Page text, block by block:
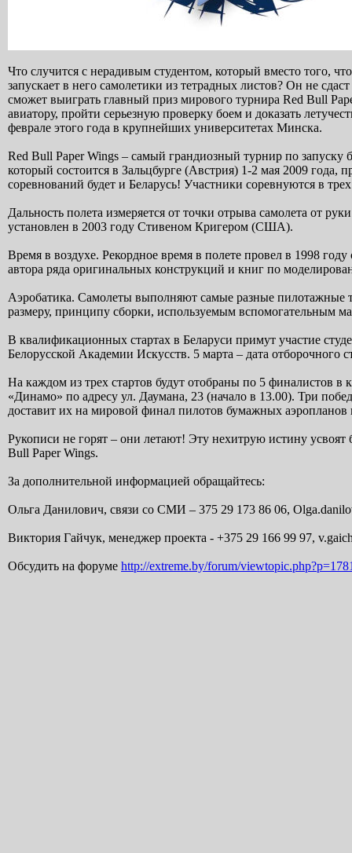
Что случится с нерадивым студентом, который вместо того,
запускает в него самолетики из тетрадных листов? Он не
сможет выиграть главный приз мирового турнира Red Bull
авиатору, пройти серьезную проверку боем и доказать
феврале этого года в крупнейших университетах Минска.
Red Bull Paper Wings – самый грандиозный турнир по
который состоится в Зальцбурге (Австрия) 1-2 мая 2009 года,
соревнований будет и Беларусь! Участники соревнуются в
Дальность полета измеряется от точки отрыва самолета от
установлен в 2003 году Стивеном Кригером (США).
Время в воздухе. Рекордное время в полете провел в 1998
автора ряда оригинальных конструкций и книг по
Аэробатика. Самолеты выполняют самые разные
размеру, принципу сборки, используемым вспомогательным
В квалификационных стартах в Беларуси примут участие
Белорусской Академии Искусств. 5 марта – дата
На каждом из трех стартов будут отобраны по 5 финалистов
«Динамо» по адресу ул. Даумана, 23 (начало в 13.00). Три
доставит их на мировой финал пилотов бумажных
Рукописи не горят – они летают! Эту нехитрую истину усвоят
Bull Paper Wings.
За дополнительной информацией обращайтесь:
Ольга Данилович, связи со СМИ – 375 29 173 86 06,
Виктория Гайчук, менеджер проекта - +375 29 166 99 97,
Обсудить на форуме http://extreme.by/forum/